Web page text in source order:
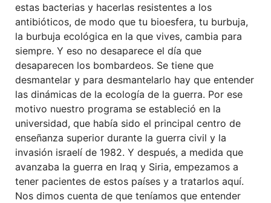
estas bacterias y hacerlas resistentes a los
antibióticos, de modo que tu bioesfera, tu burbuja,
la burbuja ecológica en la que vives, cambia para
siempre. Y eso no desaparece el día que
desaparecen los bombardeos. Se tiene que
desmantelar y para desmantelarlo hay que entender
las dinámicas de la ecología de la guerra. Por ese
motivo nuestro programa se estableció en la
universidad, que había sido el principal centro de
enseñanza superior durante la guerra civil y la
invasión israelí de 1982. Y después, a medida que
avanzaba la guerra en Iraq y Siria, empezamos a
tener pacientes de estos países y a tratarlos aquí.
Nos dimos cuenta de que teníamos que entender